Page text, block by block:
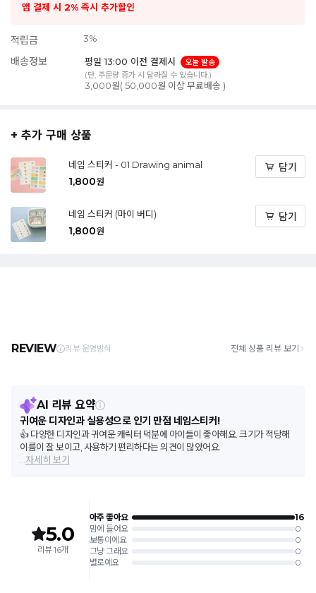
앱 결제 시 2% 즉시 추가할인
적립금 3%
배송정보 평일 13:00 이전 결제시
오늘 발송
(단, 주문량 증가 시 달라질 수 있습니다.)
3,000원( 50,000원 이상 무료배송 )
+ 추가 구매 상품
네임 스티커 - 01 Drawing animal
1,800원
담기
네임 스티커 (마이 버디)
1,800원
담기